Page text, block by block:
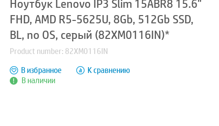
Ноутбук Lenovo IP3 Slim 15ABR8 15.6"
FHD, AMD R5-5625U, 8Gb, 512Gb SSD,
BL, no OS, серый (82XM0116IN)*
Product number: 82XM0116IN
В наличии
В избранное К сравнению